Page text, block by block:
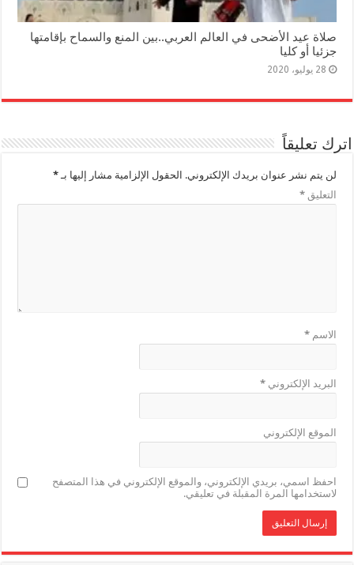
صلاة عيد الأضحى في العالم العربي..بين المنع والسماح بإقامتها
جزئيا أو كليا
28 يوليو، 2020
اترك تعليقاً
لن يتم نشر عنوان بريدك الإلكتروني. الحقول الإلزامية مشار إليها بـ*
التعليق*
الاسم*
البريد الإلكتروني*
الموقع الإلكتروني
احفظ اسمي، بريدي الإلكتروني، والموقع الإلكتروني في هذا المتصفح
لاستخدامها المرة المقبلة في تعليقي.